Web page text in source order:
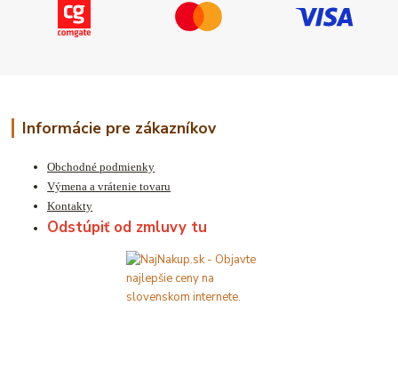
Informácie pre zákazníkov
Obchodné podmienky
Výmena a vrátenie tovaru
Kontakty
Odstúpiť od zmluvy tu